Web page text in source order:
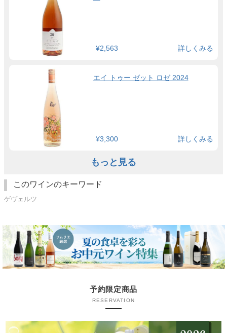
¥2,563 詳しくみる
エイ トゥー ゼット ロゼ 2024
¥3,300 詳しくみる
もっと見る
このワインのキーワード
ゲヴェルツ
予約限定商品
RESERVATION